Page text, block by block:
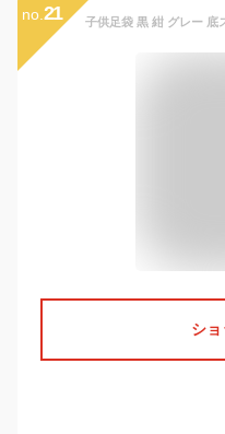
no. 21
シ